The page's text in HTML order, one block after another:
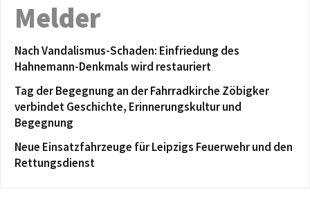
Melder
Nach Vandalismus-Schaden: Einfriedung des
Hahnemann-Denkmals wird restauriert
Tag der Begegnung an der Fahrradkirche Zöbigker
verbindet Geschichte, Erinnerungskultur und
Begegnung
Neue Einsatzfahrzeuge für Leipzigs Feuerwehr und den
Rettungsdienst